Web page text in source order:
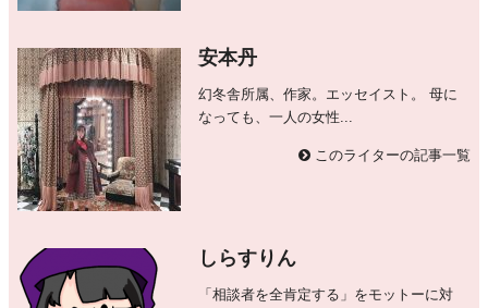
安本丹
幻冬舎所属、作家。エッセイスト。 母に
なっても、一人の女性...
このライターの記事一覧
しらすりん
「相談者を全肯定する」をモットーに対